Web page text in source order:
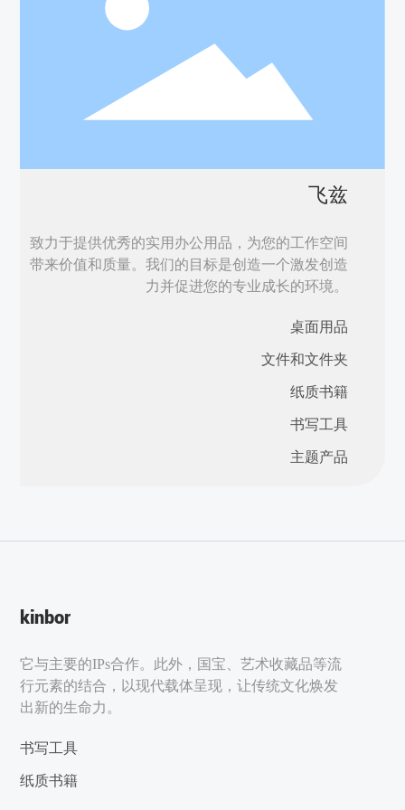
飞兹
致力于提供优秀的实用办公用品，为您的工作空间
带来价值和质量。我们的目标是创造一个激发创造
力并促进您的专业成长的环境。
桌面用品
文件和文件夹
纸质书籍
书写工具
主题产品
kinbor
它与主要的IPs合作。此外，国宝、艺术收藏品等流
行元素的结合，以现代载体呈现，让传统文化焕发
出新的生命力。
书写工具
纸质书籍